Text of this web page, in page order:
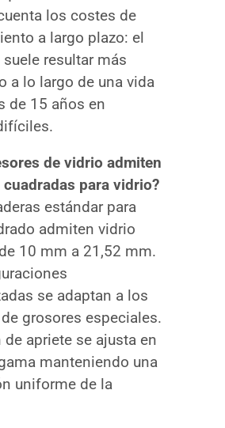
los costes de
a largo plazo: el
resultar más
a lo largo de una vida
de 15 años en
de vidrio admiten
para vidrio?
estándar para
admiten vidrio
10 mm a 21,52 mm.
se adaptan a los
grosores especiales.
de apriete se ajusta en
manteniendo una
uniforme de la